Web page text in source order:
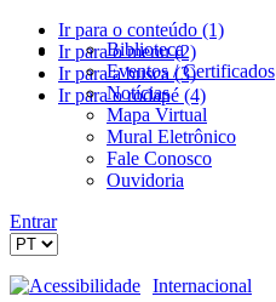
Ir para o conteúdo (1)
Ir para o menu (2)
Ir para a busca (3)
Ir para o rodapé (4)
Biblioteca
Eventos / Certificados
Notícias
Mapa Virtual
Mural Eletrônico
Fale Conosco
Ouvidoria
Entrar
Acessibilidade Internacional